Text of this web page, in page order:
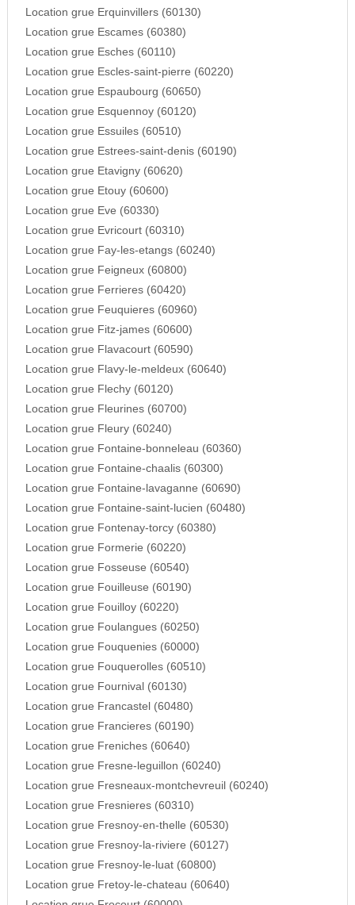
Location grue Erquinvillers (60130)
Location grue Escames (60380)
Location grue Esches (60110)
Location grue Escles-saint-pierre (60220)
Location grue Espaubourg (60650)
Location grue Esquennoy (60120)
Location grue Essuiles (60510)
Location grue Estrees-saint-denis (60190)
Location grue Etavigny (60620)
Location grue Etouy (60600)
Location grue Eve (60330)
Location grue Evricourt (60310)
Location grue Fay-les-etangs (60240)
Location grue Feigneux (60800)
Location grue Ferrieres (60420)
Location grue Feuquieres (60960)
Location grue Fitz-james (60600)
Location grue Flavacourt (60590)
Location grue Flavy-le-meldeux (60640)
Location grue Flechy (60120)
Location grue Fleurines (60700)
Location grue Fleury (60240)
Location grue Fontaine-bonneleau (60360)
Location grue Fontaine-chaalis (60300)
Location grue Fontaine-lavaganne (60690)
Location grue Fontaine-saint-lucien (60480)
Location grue Fontenay-torcy (60380)
Location grue Formerie (60220)
Location grue Fosseuse (60540)
Location grue Fouilleuse (60190)
Location grue Fouilloy (60220)
Location grue Foulangues (60250)
Location grue Fouquenies (60000)
Location grue Fouquerolles (60510)
Location grue Fournival (60130)
Location grue Francastel (60480)
Location grue Francieres (60190)
Location grue Freniches (60640)
Location grue Fresne-leguillon (60240)
Location grue Fresneaux-montchevreuil (60240)
Location grue Fresnieres (60310)
Location grue Fresnoy-en-thelle (60530)
Location grue Fresnoy-la-riviere (60127)
Location grue Fresnoy-le-luat (60800)
Location grue Fretoy-le-chateau (60640)